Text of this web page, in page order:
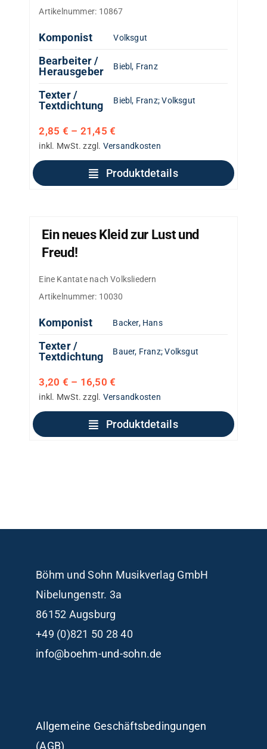
Artikelnummer: 10867
Komponist Volksgut
Bearbeiter /
Herausgeber
Biebl, Franz
Texter /
Textdichtung
Biebl, Franz;Volksgut
2,85 € – 21,45€
inkl. MwSt. zzgl. Versandkosten
Produktdetails
Ein neues Kleid zur Lust und
Freud!
Eine Kantate nach Volksliedern
Artikelnummer: 10030
Komponist Backer, Hans
Texter /
Textdichtung
Bauer, Franz;Volksgut
3,20 € – 16,50€
inkl. MwSt. zzgl. Versandkosten
Produktdetails
Böhm und Sohn Musikverlag GmbH
Nibelungenstr. 3a
86152 Augsburg
+49 (0)821 50 28 40
info@boehm-und-sohn.de
Allgemeine Geschäftsbedingungen
(AGB)